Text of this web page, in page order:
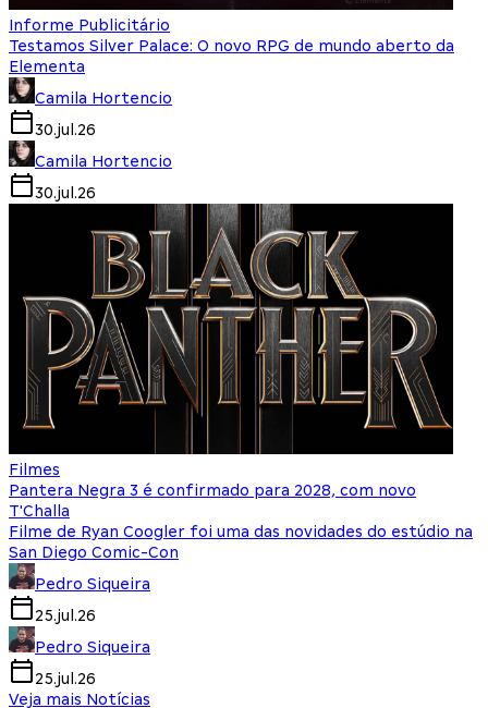
Informe Publicitário
Testamos Silver Palace: O novo RPG de mundo aberto da
Elementa
Camila Hortencio
30.jul.26
Camila Hortencio
30.jul.26
Filmes
Pantera Negra 3 é confirmado para 2028, com novo
T'Challa
Filme de Ryan Coogler foi uma das novidades do estúdio na
San Diego Comic-Con
Pedro Siqueira
25.jul.26
Pedro Siqueira
25.jul.26
Veja mais Notícias